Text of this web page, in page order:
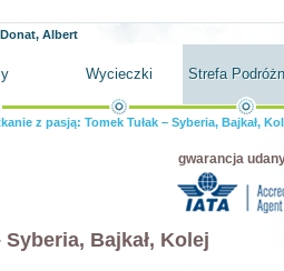
Albert
Wycieczki Strefa
z pasją: Tomek Tułak – Syberia, Bajkał,
gwarancja
Bajkał, Kolej